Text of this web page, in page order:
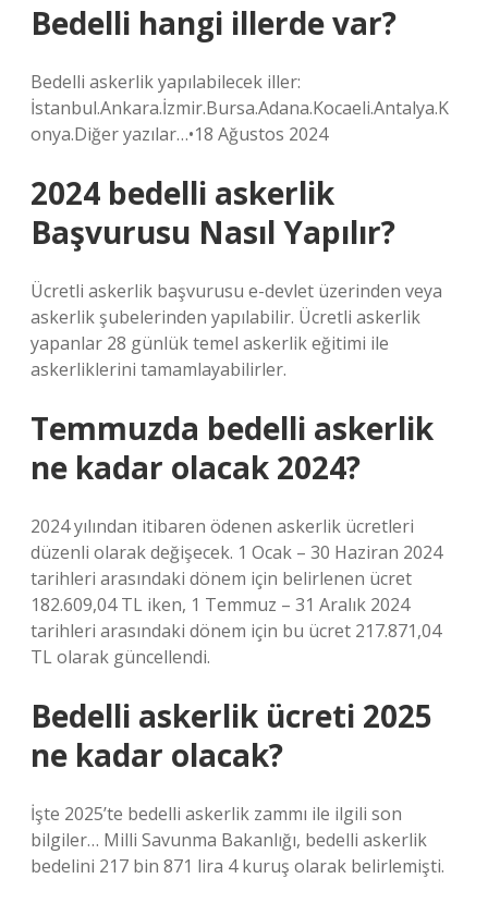
Bedelli hangi illerde var?
Bedelli askerlik yapılabilecek iller:
İstanbul.Ankara.İzmir.Bursa.Adana.Kocaeli.Antalya.K
onya.Diğer yazılar…•18 Ağustos 2024
2024 bedelli askerlik
Başvurusu Nasıl Yapılır?
Ücretli askerlik başvurusu e-devlet üzerinden veya
askerlik şubelerinden yapılabilir. Ücretli askerlik
yapanlar 28 günlük temel askerlik eğitimi ile
askerliklerini tamamlayabilirler.
Temmuzda bedelli askerlik
ne kadar olacak 2024?
2024 yılından itibaren ödenen askerlik ücretleri
düzenli olarak değişecek. 1 Ocak – 30 Haziran 2024
tarihleri ​​arasındaki dönem için belirlenen ücret
182.609,04 TL iken, 1 Temmuz – 31 Aralık 2024
tarihleri ​​arasındaki dönem için bu ücret 217.871,04
TL olarak güncellendi.
Bedelli askerlik ücreti 2025
ne kadar olacak?
İşte 2025’te bedelli askerlik zammı ile ilgili son
bilgiler… Milli Savunma Bakanlığı, bedelli askerlik
bedelini 217 bin 871 lira 4 kuruş olarak belirlemişti.